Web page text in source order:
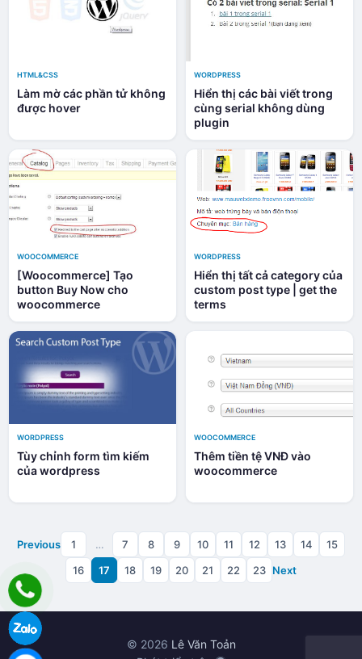
HTML&CSS
Làm mờ các phần tử không
được hover
WORDPRESS
Hiển thị các bài viết trong
cùng serial không dùng
plugin
WOOCOMMERCE
[Woocommerce] Tạo
button Buy Now cho
woocommerce
WORDPRESS
Hiển thị tất cả category của
custom post type | get the
terms
WORDPRESS
Tùy chỉnh form tìm kiếm
của wordpress
WOOCOMMERCE
Thêm tiền tệ VNĐ vào
woocommerce
Previous 1 … 7 8 9 10 11 12 13 14
15
16
17 18 19 20 21 22 23 Next
© 2026 Lê Văn Toản